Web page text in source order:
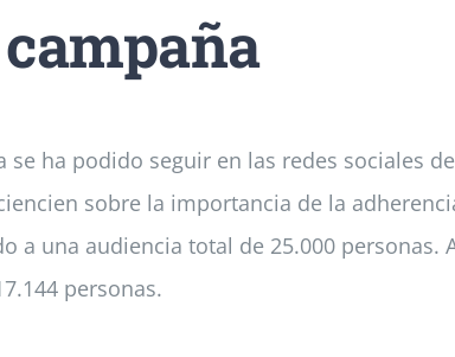
ha podido seguir en las redes sociales
sobre la importancia de la
a una audiencia total de 25.000
personas.